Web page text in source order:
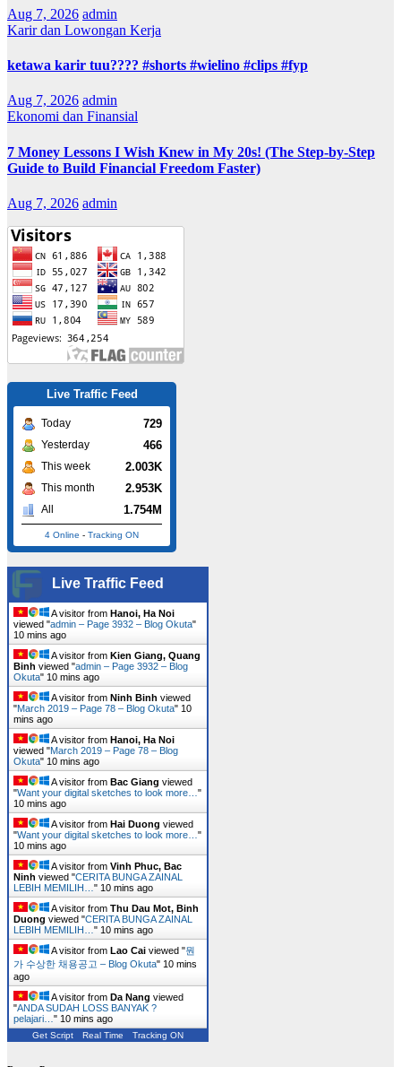
Aug 7, 2026 admin
Karir dan Lowongan Kerja
ketawa karir tuu???? #shorts #wielino #clips #fyp
Aug 7, 2026 admin
Ekonomi dan Finansial
7 Money Lessons I Wish Knew in My 20s! (The Step-by-Step
Guide to Build Financial Freedom Faster)
Aug 7, 2026 admin
Live Traffic Feed
Today 729
Yesterday 466
This week 2.003K
This month 2.953K
All 1.754M
4 Online - Tracking ON
Live Traffic Feed
A visitor from Hanoi, Ha Noi
viewed "admin – Page 3932 – Blog Okuta"
10 mins ago
A visitor from Kien Giang, Quang
Binh viewed "admin – Page 3932 – Blog
Okuta" 10 mins ago
A visitor from Ninh Binh viewed
"March 2019 – Page 78 – Blog Okuta" 10
mins ago
A visitor from Hanoi, Ha Noi
viewed "March 2019 – Page 78 – Blog
Okuta" 10 mins ago
A visitor from Bac Giang viewed
"Want your digital sketches to look more… "
10 mins ago
A visitor from Hai Duong viewed
"Want your digital sketches to look more… "
10 mins ago
A visitor from Vinh Phuc, Bac
Ninh viewed "CERITA BUNGA ZAINAL
LEBIH MEMILIH… " 10 mins ago
A visitor from Thu Dau Mot, Binh
Duong viewed "CERITA BUNGA ZAINAL
LEBIH MEMILIH… " 10 mins ago
A visitor from Lao Cai viewed "뭔
가 수상한 채용공고 – Blog Okuta" 10 mins
ago
A visitor from Da Nang viewed
"ANDA SUDAH LOSS BANYAK ?
pelajari… " 10 mins ago
Get Script Real Time Tracking ON